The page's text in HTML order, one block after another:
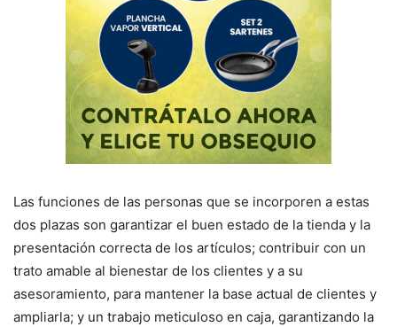
Las funciones de las personas que se incorporen a estas
dos plazas son garantizar el buen estado de la tienda y la
presentación correcta de los artículos; contribuir con un
trato amable al bienestar de los clientes y a su
asesoramiento, para mantener la base actual de clientes y
ampliarla; y un trabajo meticuloso en caja, garantizando la